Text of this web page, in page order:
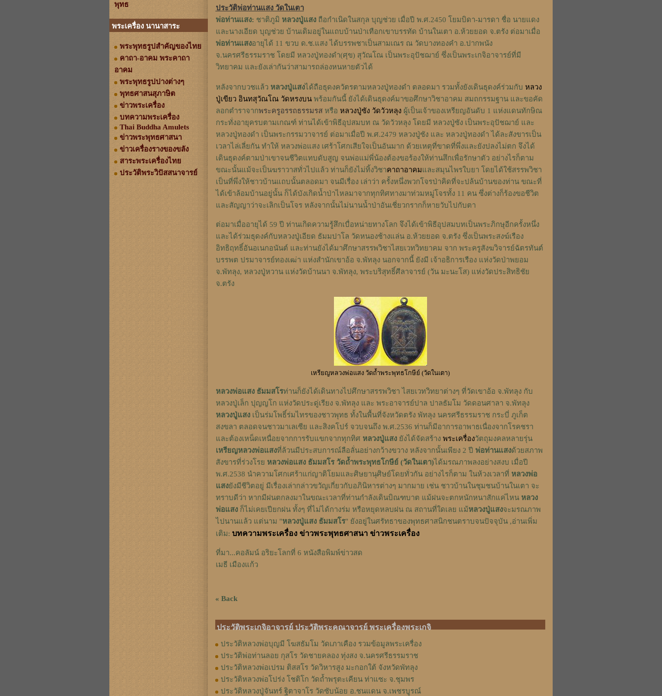
พุทธ
พระเครื่อง นานาสาระ
พระพุทธรูปสำคัญของไทย
คาถา-อาคม พระคาถา
อาคม
พระพุทธรูปปางต่างๆ
พุทธศาสนสุภาษิต
ข่าวพระเครื่อง
บทความพระเครื่อง
Thai Buddha Amulets
ข่าวพระพุทธศาสนา
ข่าวเครื่องรางของขลัง
สาระพระเครื่องไทย
ประวัติพระวิปัสสนาจารย์
ประวัติพ่อท่านแสง วัดในเตา
พ่อท่านแสง: ชาติภูมิ หลวงปู่แสงถือกำเนิดในสกุล บุญช่วย เมื่อปี พ.ศ.2450 โยมบิดา-มารดา ชื่อ นายแดง
และนางเอียด บุญช่วย บ้านเดิมอยู่ในแถบบ้านป่าเทือกเขาบรรทัด บ้านในเตา อ.ห้วยยอด จ.ตรัง ต่อมาเมื่อ
พ่อท่านแสงอายุได้ 11 ขวบ ด.ช.แสง ได้บรรพชาเป็นสามเณร ณ วัดบางทองคำ อ.ปากพนัง
จ.นครศรีธรรมราช โดยมี หลวงปู่ทองดำ(ศุข) สุวัณโณ เป็นพระอุปัชฌาย์ ซึ่งเป็นพระเกจิอาจารย์ที่มี
วิทยาคม และยังเล่ากันว่าสามารถล่องหนหายตัวได้
หลังจากบวชแล้ว หลวงปู่แสงได้ถือธุดงควัตรตามหลวงปู่ทองดำ ตลอดมา รวมทั้งยังเดินธุดงค์ร่วมกับ หลวง
ปู่เขียว อินทสุวัณโณ วัดหรงบนพร้อมกันนี้ ยังได้เดินธุดงค์มาขอศึกษาวิชาอาคม สมถกรรมฐาน และขอคัด
ลอกตำราจากพระครูอรรถธรรมรสหรือ หลวงปู่ซัง วัดวัวหลุงผู้เป็นเจ้าของเหรียญอันดับ 1 แห่งแดนทักษิณ
กระทั่งอายุครบตามเกณฑ์ ท่านได้เข้าพิธีอุปสมบท ณ วัดวัวหลุง โดยมี หลวงปู่ซัง เป็นพระอุปัชฌาย์ และ
หลวงปู่ทองดำ เป็นพระกรรมวาจารย์ ต่อมาเมื่อปี พ.ศ.2479 หลวงปู่ซัง และ หลวงปู่ทองดำ ได้ละสังขารเป็น
เวลาไล่เลี่ยกัน ทำให้ หลวงพ่อแสง เศร้าโศกเสียใจเป็นอันมาก ด้วยเหตุที่ขาดที่พึ่งและยังปลงไม่ตก จึงได้
เดินธุดงค์ตามป่าเขาจนชีวิตแทบดับสูญ จนพ่อแม่พี่น้องต้องขอร้องให้ท่านสึกเพื่อรักษาตัว อย่างไรก็ตาม
ขณะนั้นแม้จะเป็นฆราวาสทั่วไปแล้ว ท่านก็ยังไม่ทิ้งวิชาคาถาอาคมและสมุนไพรใบยา โดยได้ใช้สรรพวิชา
เป็นที่พึ่งให้ชาวบ้านแถบนั้นตลอดมา จนมีเรื่อง เล่าว่า ครั้งหนึ่งพวกโจรป่าคิดที่จะปล้นบ้านของท่าน ขณะที่
ได้เข้าล้อมบ้านอยู่นั้น ก็ได้บังเกิดน้ำป่าไหลมาจากทุกทิศทางมาท่วมหมู่โจรทั้ง 11 คน ซึ่งต่างก็ร้องขอชีวิต
และสัญญาว่าจะเลิกเป็นโจร หลังจากนั้นไม่นานน้ำป่าอันเชี่ยวกรากก็หายวับไปกับตา
ต่อมาเมื่ออายุได้ 59 ปี ท่านเกิดความรู้สึกเบื่อหน่ายทางโลก จึงได้เข้าพิธีอุปสมบทเป็นพระภิกษุอีกครั้งหนึ่ง
และได้ร่วมธุดงค์กับหลวงปู่เอียด ธัมมปาโล วัดหนองช้างแล่น อ.ห้วยยอด จ.ตรัง ซึ่งเป็นพระสงฆ์เรือง
อิทธิฤทธิ์อันอเนกอนันต์ และท่านยังได้มาศึกษาสรรพวิชาไสยเวทวิทยาคม จาก พระครูสังฆวิจารย์ฉัตรทันต์
บรรพต ปรมาจารย์ทองเฒ่า แห่งสำนักเขาอ้อ จ.พัทลุง นอกจากนี้ ยังมี เจ้าอธิการเรือง แห่งวัดป่าพยอม
จ.พัทลุง, หลวงปู่หวาน แห่งวัดบ้านนา จ.พัทลุง, พระบริสุทธิ์ศีลาจารย์ (วัน มะนะโส) แห่งวัดประสิทธิชัย
จ.ตรัง
เหรียญหลวงพ่อแสง วัดถ้ำพระพุทธโกษีย์ (วัดในเตา)
หลวงพ่อแสง ธัมมสโรท่านก็ยังได้เดินทางไปศึกษาสรรพวิชา ไสยเวทวิทยาต่างๆ ที่วัดเขาอ้อ จ.พัทลุง กับ
หลวงปู่เล็ก ปุญญโก แห่งวัดประดู่เรียง จ.พัทลุง และ พระอาจารย์ปาล ปาลธัมโม วัดดอนศาลา จ.พัทลุง
หลวงปู่แสงเป็นร่มโพธิ์ร่มไทรของชาวพุทธ ทั้งในพื้นที่จังหวัดตรัง พัทลุง นครศรีธรรมราช กระบี่ ภูเก็ต
สงขลา ตลอดจนชาวมาเลเซีย และสิงคโปร์ จวบจนถึง พ.ศ.2536 ท่านก็มีอาการอาพาธเนื่องจากโรคชรา
และต้องเหน็ดเหนื่อยจากการรับแขกจากทุกทิศ หลวงปู่แสงยังได้จัดสร้าง พระเครื่องวัตถุมงคลหลายรุ่น
เหรียญหลวงพ่อแสงที่ล้วนมีประสบการณ์ลือลั่นอย่างกว้างขวาง หลังจากนั้นเพียง 2 ปี พ่อท่านแสงด้วยสภาพ
สังขารที่ร่วงโรย หลวงพ่อแสง ธัมมสโร วัดถ้ำพระพุทธโกษีย์ (วัดในเตา)ได้มรณภาพลงอย่างสงบ เมื่อปี
พ.ศ.2538 นำความโศกเศร้าแก่ญาติโยมและศิษยานุศิษย์โดยทั่วกัน อย่างไรก็ตาม ในห้วงเวลาที่ หลวงพ่อ
แสงยังมีชีวิตอยู่ มีเรื่องเล่ากล่าวขวัญเกี่ยวกับอภินิหารต่างๆ มากมาย เช่น ชาวบ้านในชุมชนบ้านในเตา จะ
ทราบดีว่า หากมีฝนตกลงมาในขณะเวลาที่ท่านกำลังเดินบิณฑบาต แม้ฝนจะตกหนักหนาสักแค่ไหน หลวง
พ่อแสงก็ไม่เคยเปียกฝน ทั้งๆ ที่ไม่ได้กางร่ม หรือหยุดหลบฝน ณ สถานที่ใดเลย แม้หลวงปู่แสงจะมรณภาพ
ไปนานแล้ว แต่นาม "หลวงปู่แสง ธัมมสโร" ยังอยู่ในศรัทธาของพุทธศาสนิกชนตราบจนปัจจุบัน ,อ่านเพิ่ม
เติม: บทความพระเครื่อง ข่าวพระพุทธศาสนา ข่าวพระเครื่อง
ที่มา...คอลัมน์ อริยะโลกที่ 6 หนังสือพิมพ์ข่าวสด
เมธี เมืองแก้ว
« Back
ประวัติพระเกจิอาจารย์ ประวัติพระคณาจารย์ พระเครื่องพระเกจิ
ประวัติหลวงพ่อบุญมี โฆสธัมโม วัดเภาเคือง รวมข้อมูลพระเครื่อง
ประวัติพ่อท่านลอย กุสโร วัดชายคลอง ทุ่งสง จ.นครศรีธรรมราช
ประวัติหลวงพ่อเปรม ติสสโร วัดวิหารสูง มะกอกใต้ จังหวัดพัทลุง
ประวัติหลวงพ่อโปร่ง โชติโก วัดถ้ำพรุตะเคียน ท่าแซะ จ.ชุมพร
ประวัติหลวงปู่จันทร์ ฐิตาจาโร วัดซับน้อย อ.ชนแดน จ.เพชรบูรณ์